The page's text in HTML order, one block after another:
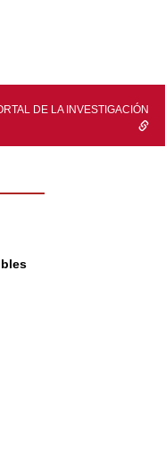
DE LA INVESTIGACIÓN